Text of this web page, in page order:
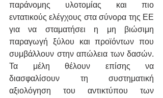
παράνομης υλοτομίας και πιο
εντατικούς ελέγχους στα σύνορα της ΕΕ
για να σταματήσει η μη βιώσιμη
παραγωγή ξύλου και προϊόντων που
συμβάλλουν στην απώλεια των δασών.
Τα μέλη θέλουν επίσης να
διασφαλίσουν τη συστηματική
αξιολόγηση του αντικτύπου των